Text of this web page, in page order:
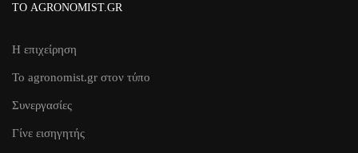
ΤΟ AGRONOMIST.GR
Η επιχείρηση
Το agronomist.gr στον τύπο
Συνεργασίες
Γίνε εισηγητής